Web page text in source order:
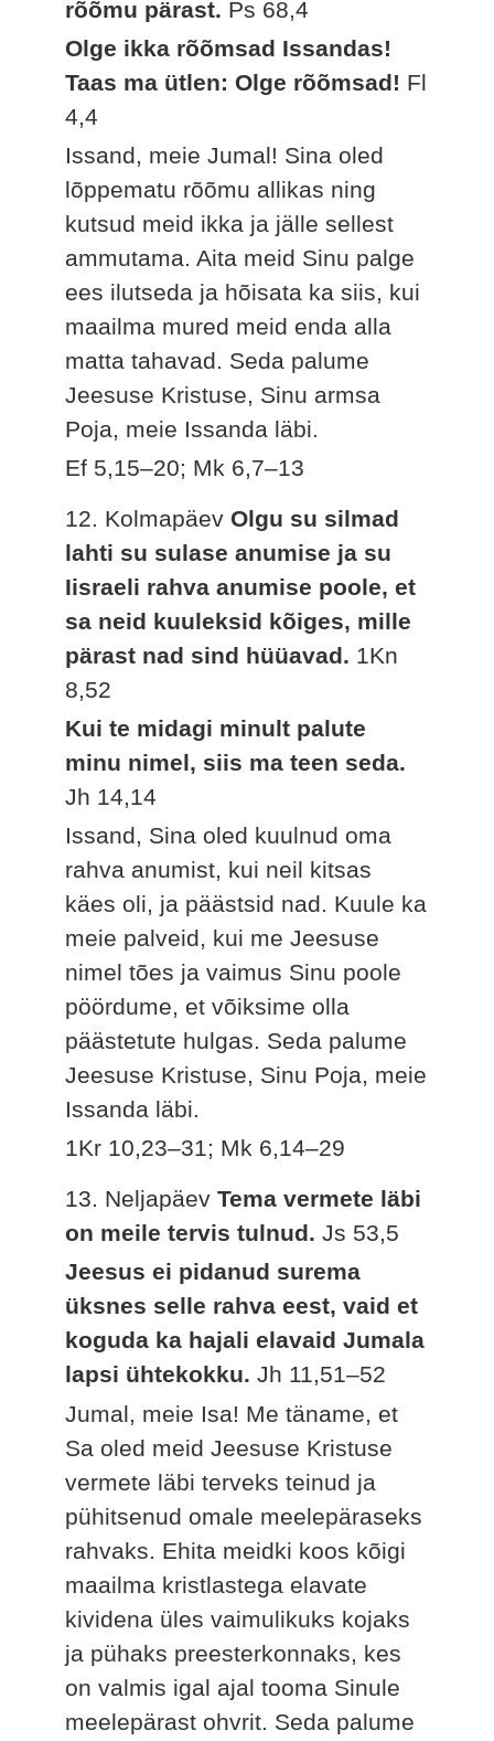
rõõmu pärast. Ps 68,4
Olge ikka rõõmsad Issandas!
Taas ma ütlen: Olge rõõmsad! Fl
4,4
Issand, meie Jumal! Sina oled
lõppematu rõõmu allikas ning
kutsud meid ikka ja jälle sellest
ammutama. Aita meid Sinu palge
ees ilutseda ja hõisata ka siis, kui
maailma mured meid enda alla
matta tahavad. Seda palume
Jeesuse Kristuse, Sinu armsa
Poja, meie Issanda läbi.
Ef 5,15–20; Mk 6,7–13
12. Kolmapäev Olgu su silmad
lahti su sulase anumise ja su
Iisraeli rahva anumise poole, et
sa neid kuuleksid kõiges, mille
pärast nad sind hüüavad. 1Kn
8,52
Kui te midagi minult palute
minu nimel, siis ma teen seda.
Jh 14,14
Issand, Sina oled kuulnud oma
rahva anumist, kui neil kitsas
käes oli, ja päästsid nad. Kuule ka
meie palveid, kui me Jeesuse
nimel tões ja vaimus Sinu poole
pöördume, et võiksime olla
päästetute hulgas. Seda palume
Jeesuse Kristuse, Sinu Poja, meie
Issanda läbi.
1Kr 10,23–31; Mk 6,14–29
13. NeljapäevTema vermete läbi
on meile tervis tulnud.Js 53,5
Jeesus ei pidanud surema
üksnes selle rahva eest, vaid et
koguda ka hajali elavaid Jumala
lapsi ühtekokku.Jh 11,51–52
Jumal, meie Isa! Me täname, et
Sa oled meid Jeesuse Kristuse
vermete läbi terveks teinud ja
pühitsenud omale meelepäraseks
rahvaks. Ehita meidki koos kõigi
maailma kristlastega elavate
kividena üles vaimulikuks kojaks
ja pühaks preesterkonnaks, kes
on valmis igal ajal tooma Sinule
meelepärast ohvrit. Seda palume